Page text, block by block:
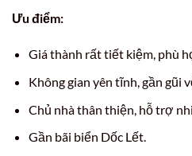
Ưu điểm:
Giá thành rất tiết kiệm, phù
Không gian yên tĩnh, gần gũi
Chủ nhà thân thiện, hỗ trợ
Gần bãi biển Dốc Lết.